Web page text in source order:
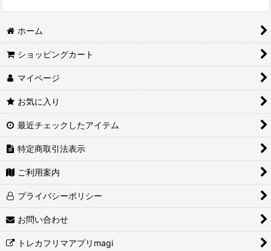
ホーム
ショッピングカート
マイページ
お気に入り
最近チェックしたアイテム
特定商取引法表示
ご利用案内
プライバシーポリシー
お問い合わせ
トレカフリマアプリmagi